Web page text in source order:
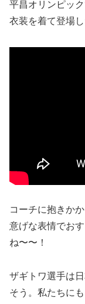
平昌オリンピッ
衣装を着て登場し
コーチに抱きか
意げな表情でお
ね〜〜！
ザギトワ選手は
そう。私たちに